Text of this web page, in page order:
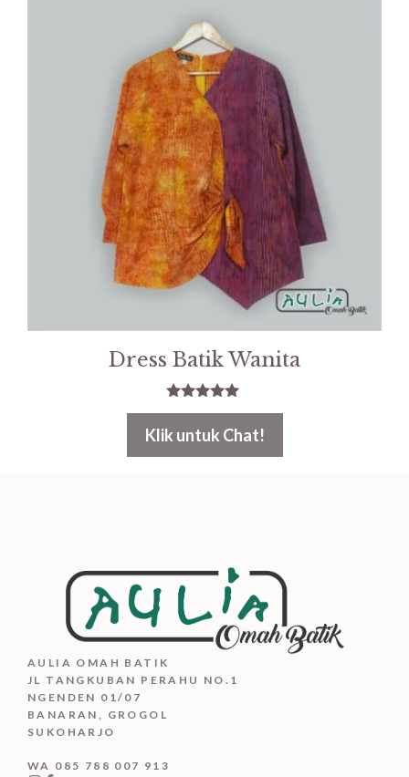
Dress Batik Wanita
5.00
Klik untuk Chat!
AULIA OMAH BATIK
JL TANGKUBAN PERAHU NO.1
NGENDEN 01/07
BANARAN, GROGOL
SUKOHARJO
WA 085 788 007 913